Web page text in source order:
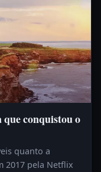
conquistou o
quanto a
2017 pela Netflix